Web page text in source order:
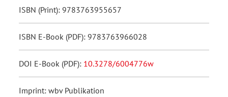
ISBN (Print): 9783763955657
ISBN E-Book (PDF): 9783763966028
DOI E-Book (PDF): 10.3278/6004776w
Imprint: wbv Publikation